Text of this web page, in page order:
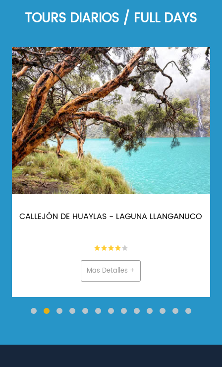
TOURS DIARIOS / FULL DAYS
CHAVÍN DE HUÁNTAR - FULL DAY
Mas Detalles +